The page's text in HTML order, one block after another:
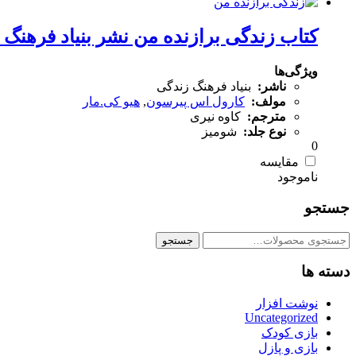
کتاب زندگی برازنده من نشر بنیاد
ویژگی‌ها
ناشر: بنیاد فرهنگ زندگی
مولف: کارول اس پیرسون, هیو کی.مار
مترجم: کاوه نیری
نوع جلد: شومیز
0
مقایسه
جستجو
جستجو
جستجو
دسته ها
نوشت افزار
Uncategorized
بازی کودک
بازی و پازل